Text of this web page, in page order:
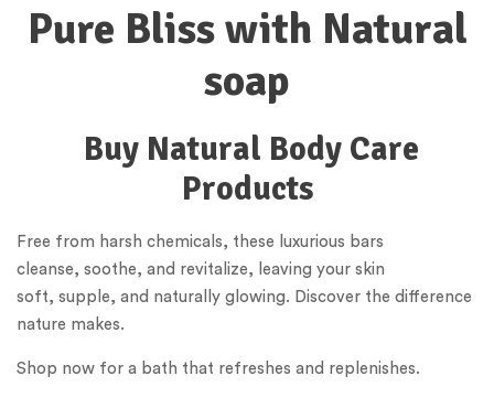
Pure Bliss with Natural
soap
Buy Natural Body Care
Products
Free from harsh chemicals, these luxurious bars
cleanse, soothe, and revitalize, leaving your skin
soft, supple, and naturally glowing. Discover the difference
nature makes.
Shop now for a bath that refreshes and replenishes.